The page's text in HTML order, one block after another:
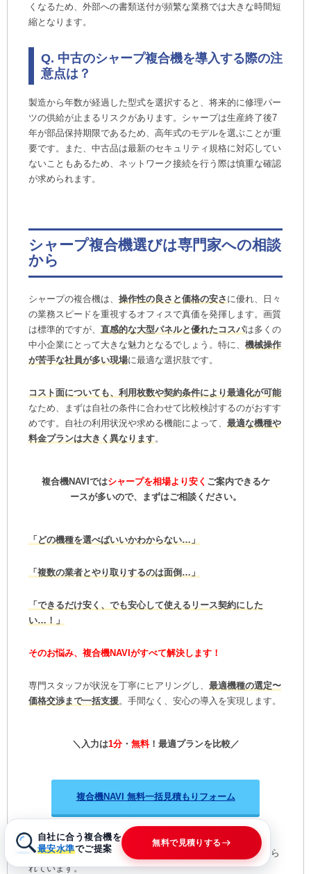
くなるため、外部への書類送付が頻繁な業務では大きな時間短
縮となります。
Q. 中古のシャープ複合機を導入する際の注
意点は？
製造から年数が経過した型式を選択すると、将来的に修理パー
ツの供給が止まるリスクがあります。シャープは生産終了後7
年が部品保持期限であるため、高年式のモデルを選ぶことが重
要です。また、中古品は最新のセキュリティ規格に対応してい
ないこともあるため、ネットワーク接続を行う際は慎重な確認
が求められます。
シャープ複合機選びは専門家への相談
から
シャープの複合機は、 操作性の良さと価格の安さ に優れ、日々
の業務スピードを重視するオフィスで真価を発揮します。画質
は標準的ですが、 直感的な大型パネルと優れたコスパは多くの
中小企業にとって大きな魅力となるでしょう。特に、 機械操作
が苦手な社員が多い現場に最適な選択肢です。
コスト面についても、利用枚数や契約条件により最適化が可能
なため、まずは自社の条件に合わせて比較検討するのがおすす
めです。自社の利用状況や求める機能によって、 最適な機種や
料金プランは大きく異なります。
複合機NAVIではシャープを相場より安く ご案内できるケ
ースが多いので、まずはご相談ください。
「どの機種を選べばいいかわからない…」
「複数の業者とやり取りするのは面倒…」
「できるだけ安く、でも安心して使えるリース契約にした
い…！」
そのお悩み、複合機NAVIがすべて解決します！
専門スタッフが状況を丁寧にヒアリングし、 最適機種の選定〜
価格交渉まで一括支援。手間なく、安心の導入を実現します。
＼入力は1分・ 無料！最適プランを比較／
複合機NAVI 無料一括見積もりフォーム
お客様満足度97.4%！
その信頼は、多数のお客様の声に支えら
れています。
自社に合う複合機を
最安水準でご提案
無料で見積りする